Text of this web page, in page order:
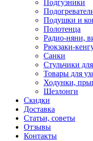
Подгузники
Подушки и
Полотенца
Радио-няни,
Рюкзаки-
Санки
Стульчики
Товары для
Ходунки,
Шезлонги
Скидки
Доставка
Статьи, советы
Отзывы
Контакты